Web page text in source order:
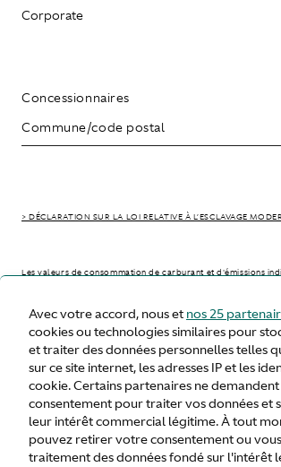
Avec votre accord, nous et nos 25
cookies ou technologies similaires pour
et traiter des données personnelles telles
sur ce site internet, les adresses IP et les
cookie. Certains partenaires ne
consentement pour traiter vos données et
leur intérêt commercial légitime. À tout
pouvez retirer votre consentement ou
traitement des données fondé sur l'intérêt
Corporate
Concessionnaires
> DÉCLARATION SUR LA LOI RELATIVE À L’ESCLAVAGE
Les valeurs de consommation de carburant et d'émissions
l'état de la route, les conditions météorologiques, la charge
de conduite.
> WLTP - CONSUMPTION AND EMISSION VALUES